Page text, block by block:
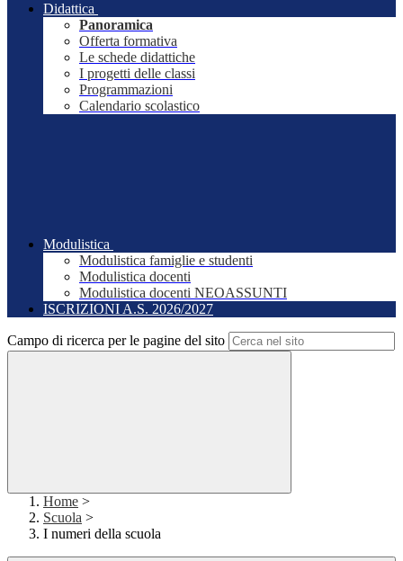
Didattica
Panoramica
Offerta formativa
Le schede didattiche
I progetti delle classi
Programmazioni
Calendario scolastico
Modulistica
Modulistica famiglie e studenti
Modulistica docenti
Modulistica docenti NEOASSUNTI
ISCRIZIONI A.S. 2026/2027
Campo di ricerca per le pagine del sito
Home >
Scuola >
I numeri della scuola